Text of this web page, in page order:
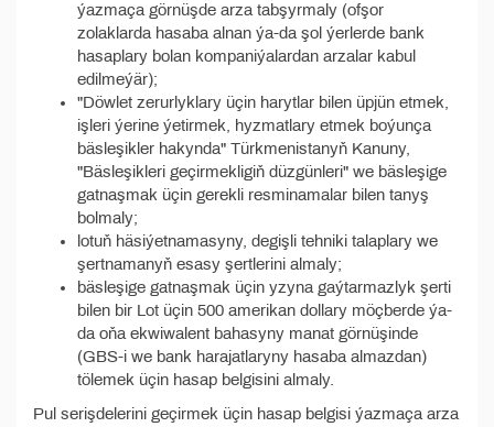
ýazmaça görnüşde arza tabşyrmaly (ofşor
zolaklarda hasaba alnan ýa-da şol ýerlerde bank
hasaplary bolan kompaniýalardan arzalar kabul
edilmeýär);
"Döwlet zerurlyklary üçin harytlar bilen üpjün etmek,
işleri ýerine ýetirmek, hyzmatlary etmek boýunça
bäsleşikler hakynda" Türkmenistanyň Kanuny,
"Bäsleşikleri geçirmekligiň düzgünleri" we bäsleşige
gatnaşmak üçin gerekli resminamalar bilen tanyş
bolmaly;
lotuň häsiýetnamasyny, degişli tehniki talaplary we
şertnamanyň esasy şertlerini almaly;
bäsleşige gatnaşmak üçin yzyna gaýtarmazlyk şerti
bilen bir Lot üçin 500 amerikan dollary möçberde ýa-
da oňa ekwiwalent bahasyny manat görnüşinde
(GBS-i we bank harajatlaryny hasaba almazdan)
tölemek üçin hasap belgisini almaly.
Pul serişdelerini geçirmek üçin hasap belgisi ýazmaça arza